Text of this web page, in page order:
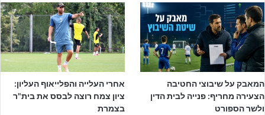
ואנחנו אומרים – נשמח לשמוע ולהציג בפני גולשינו, מה נעשה
באיגוד על מנת לשפר את המצב הקיים.
המאבק על שיבוצי החטיבה
הצעירה מחריף: פנייה לבית הדין
ולשר הספורט
אחרי העלייה והפלייאוף העליון:
ציון צמח רוצה לבסס את בית"ר
בצמרת